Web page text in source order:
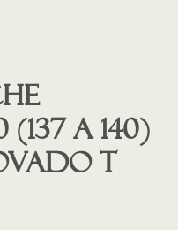
(137 a 140)
t